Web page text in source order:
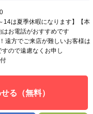
14は夏季休暇になります】【本
お電話がおすすめです
遠方でご来店が難しいお客様は
ので遠慮なくお申し
る（無料）